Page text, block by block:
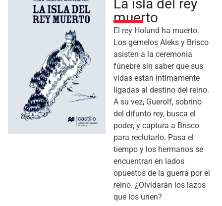
La isla del rey
muerto
El rey Holund ha muerto.
Los gemelos Aleks y Brisco
asisten a la ceremonia
fúnebre sin saber que sus
vidas están íntimamente
ligadas al destino del reino.
A su vez, Guerolf, sobrino
del difunto rey, busca el
poder, y captura a Brisco
para reclutarlo. Pasa el
tiempo y los hermanos se
encuentran en lados
opuestos de la guerra por el
reino. ¿Olvidarán los lazos
que los unen?